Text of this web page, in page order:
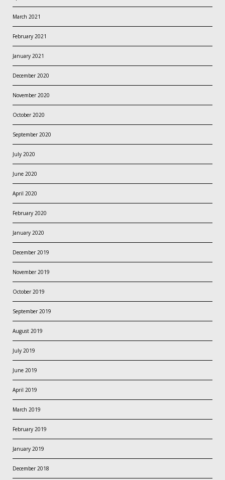
March 2021
February 2021
January 2021
December 2020
November 2020
October 2020
September 2020
July 2020
June 2020
April 2020
February 2020
January 2020
December 2019
November 2019
October 2019
September 2019
August 2019
July 2019
June 2019
April 2019
March 2019
February 2019
January 2019
December 2018